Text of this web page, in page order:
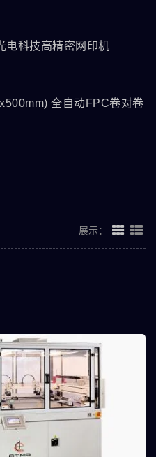
电科技高精密网印机
全自动FPC卷对卷
展示：